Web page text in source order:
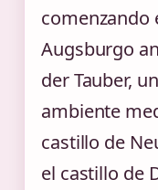
comenzando
Augsburgo
der Tauber,
ambiente
castillo de
el castillo de